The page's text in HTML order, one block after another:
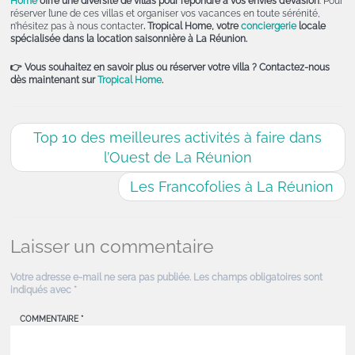
réserver l’une de ces villas et organiser vos vacances en toute sérénité,
n’hésitez pas à nous contacter. Tropical Home, votreconciergerie locale
spécialisée dans la location saisonnière à La Réunion.
👉 Vous souhaitez en savoir plus ou réserver votre villa ? Contactez-nous
dès maintenant surTropical Home.
Top 10 des meilleures activités à faire dans
l’Ouest de La Réunion
Les Francofolies à La Réunion
Laisser un commentaire
Votre adresse e-mail ne sera pas publiée. Les champs obligatoires sont
indiqués avec *
COMMENTAIRE *